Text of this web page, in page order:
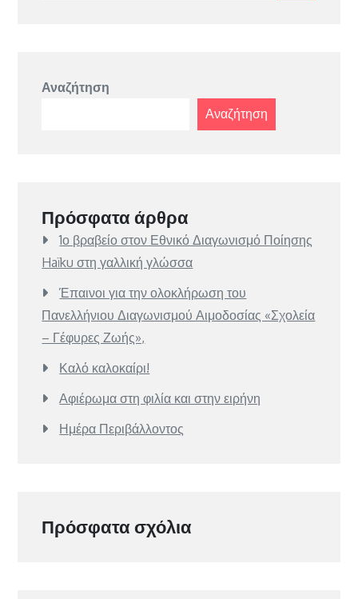
Αναζήτηση
Αναζήτηση
Πρόσφατα άρθρα
1ο βραβείο στον Εθνικό Διαγωνισμό Ποίησης
Haïku στη γαλλική γλώσσα
Έπαινοι για την ολοκλήρωση του
Πανελλήνιου Διαγωνισμού Αιμοδοσίας «Σχολεία
– Γέφυρες Ζωής»,
Καλό καλοκαίρι!
Αφιέρωμα στη φιλία και στην ειρήνη
Ημέρα Περιβάλλοντος
Πρόσφατα σχόλια